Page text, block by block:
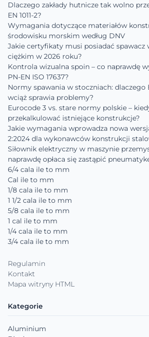
Dlaczego zakłady hutnicze tak wolno
EN 1011-2?
Wymagania dotyczące materiałów
środowisku morskim według DNV
Jakie certyfikaty musi posiadać spawacz
ciężkim w 2026 roku?
Kontrola wizualna spoin – co naprawdę
PN-EN ISO 17637?
Normy spawania w stoczniach: dlaczego
wciąż sprawia problemy?
Eurocode 3 vs. stare normy polskie –
przekalkulować istniejące konstrukcje?
Jakie wymagania wprowadza nowa
2:2024 dla wykonawców konstrukcji
Siłownik elektryczny w maszynie
naprawdę opłaca się zastąpić
6/4 cala ile to mm
Cal ile to mm
1/8 cala ile to mm
1 1/2 cala ile to mm
5/8 cala ile to mm
1 cal ile to mm
1/4 cala ile to mm
3/4 cala ile to mm
Regulamin
Kontakt
Mapa witryny HTML
Kategorie
Aluminium